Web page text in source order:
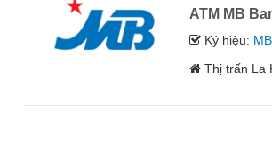
ATM MB
Ký hiệu:
Thị trấn La